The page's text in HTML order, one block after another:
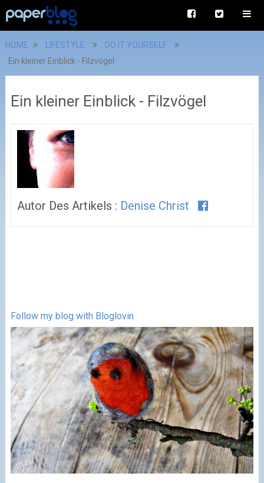
HOME LIFESTYLE
DO IT YOURSELF
Ein kleiner Einblick - Filzvögel
Ein kleiner Einblick - Filzvögel
Autor Des Artikels : Denise Christ
Follow my blog with Bloglovin